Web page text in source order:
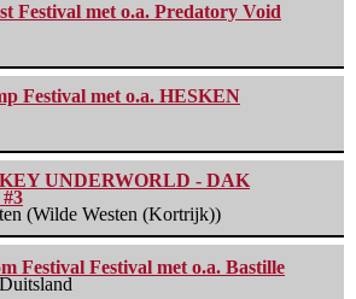
Festival met o.a. Predatory Void
Festival met o.a. HESKEN
UNDERWORLD - DAK
(Wilde Westen (Kortrijk))
Festival Festival met o.a. Bastille